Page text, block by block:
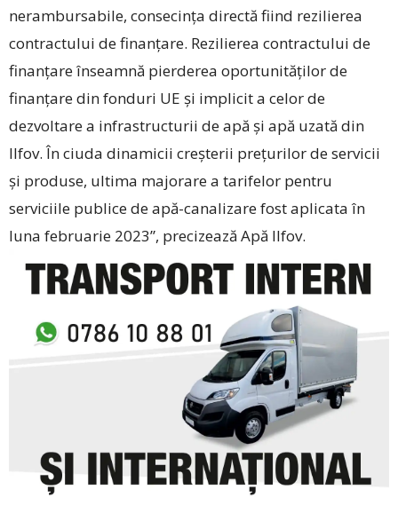
nerambursabile, consecința directă ­fiind rezilierea
contractului de finanțare. Rezilierea contractului de
finanțare înseamnă pierderea opor­tunităților de
finanțare din fonduri UE și implicit a celor de
dezvoltare a infrastructurii de apă și apă uzată din
Ilfov. În ciuda dinamicii creșterii prețurilor de servicii
și produse, ultima majorare a tarifelor pentru
serviciile publice de apă-canalizare fost aplicata în
luna februarie 2023”, precizează Apă Ilfov.